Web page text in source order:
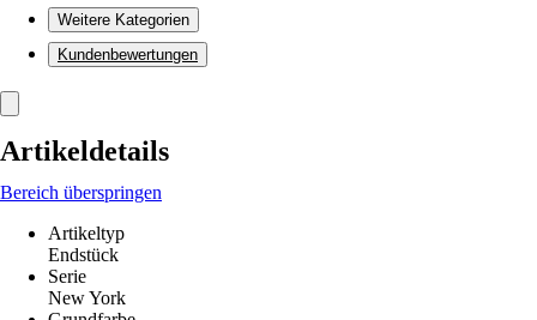
Weitere Kategorien
Kundenbewertungen
Artikeldetails
Bereich überspringen
Artikeltyp
Endstück
Serie
New York